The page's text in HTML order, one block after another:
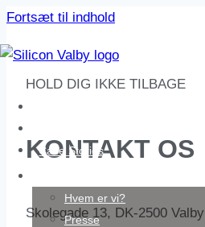
Fortsæt til indhold
Case Stories
Hvem er vi?
Presse
HOLD DIG IKKE TILBAGE
KONTAKT OS
Skolegade 13, DK-2500 Valby